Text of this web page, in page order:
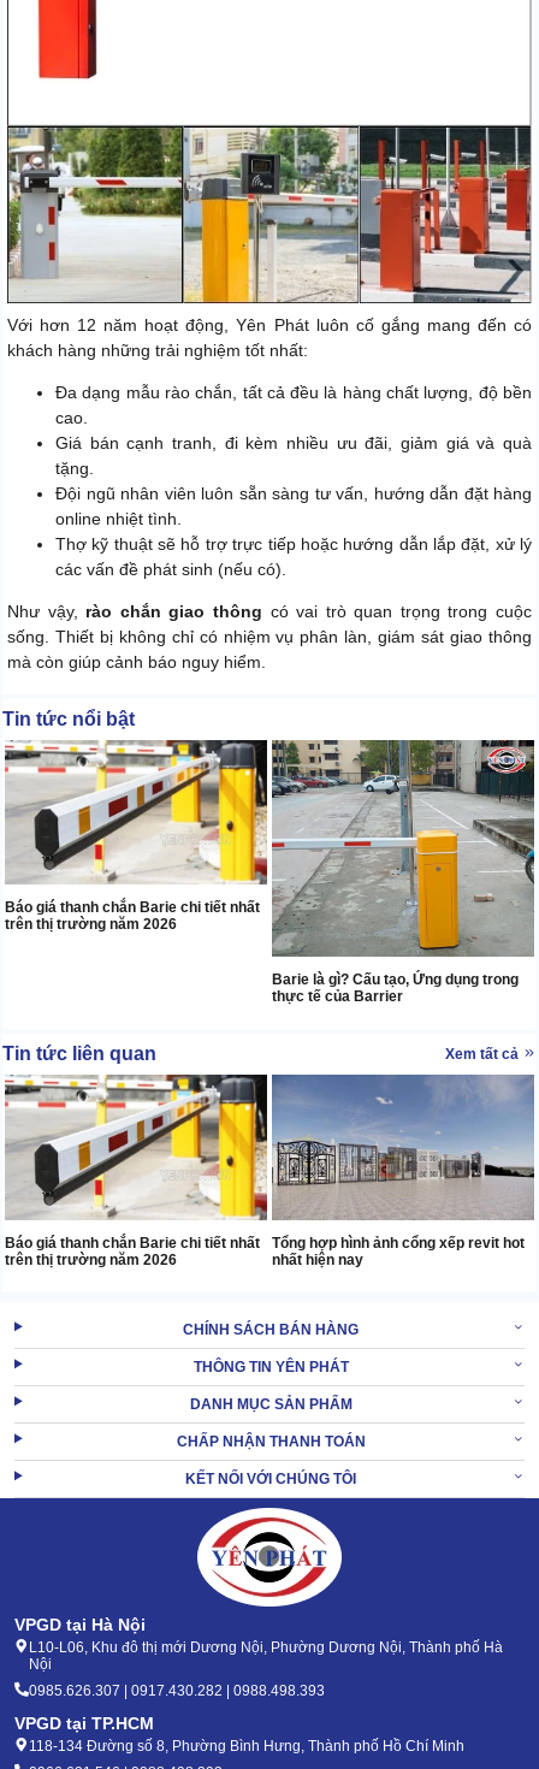
Với hơn 12 năm hoạt động, Yên Phát luôn cố gắng mang đến có
khách hàng những trải nghiệm tốt nhất:
Đa dạng mẫu rào chắn, tất cả đều là hàng chất lượng, độ bền
cao.
Giá bán cạnh tranh, đi kèm nhiều ưu đãi, giảm giá và quà
tặng.
Đội ngũ nhân viên luôn sẵn sàng tư vấn, hướng dẫn đặt hàng
online nhiệt tình.
Thợ kỹ thuật sẽ hỗ trợ trực tiếp hoặc hướng dẫn lắp đặt, xử lý
các vấn đề phát sinh (nếu có).
Như vậy, rào chắn giao thông có vai trò quan trọng trong cuộc
sống. Thiết bị không chỉ có nhiệm vụ phân làn, giám sát giao thông
mà còn giúp cảnh báo nguy hiểm.
Tin tức nổi bật
Báo giá thanh chắn Barie chi tiết nhất
trên thị trường năm 2026
Barie là gì? Cấu tạo, Ứng dụng trong
thực tế của Barrier
Tin tức liên quan Xem tất cả
Báo giá thanh chắn Barie chi tiết nhất
trên thị trường năm 2026
Tổng hợp hình ảnh cổng xếp revit hot
nhất hiện nay
CHÍNH SÁCH BÁN HÀNG
THÔNG TIN YÊN PHÁT
DANH MỤC SẢN PHẨM
CHẤP NHẬN THANH TOÁN
KẾT NỐI VỚI CHÚNG TÔI
VPGD tại Hà Nội
L10-L06, Khu đô thị mới Dương Nội, Phường Dương Nội, Thành phố Hà
Nội
0985.626.307 | 0917.430.282 | 0988.498.393
VPGD tại TP.HCM
118-134 Đường số 8, Phường Bình Hưng, Thành phố Hồ Chí Minh